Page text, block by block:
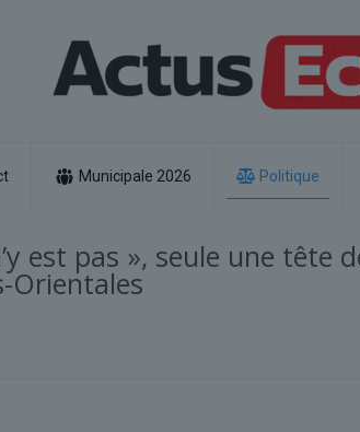
Municipale 2026 Politique
est pas », seule une tête
Orientales